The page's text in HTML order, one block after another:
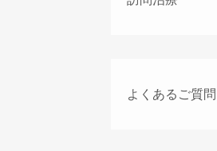
よくあるご質問